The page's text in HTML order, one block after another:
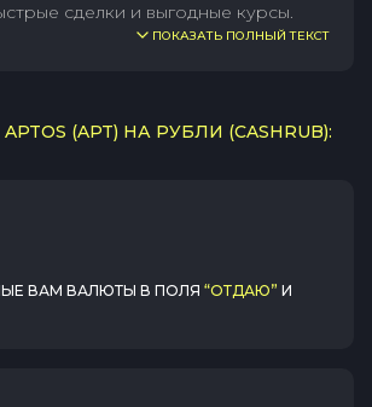
сделки и выгодные курсы.
ПОКАЗАТЬ ПОЛНЫЙ ТЕКСТ
(APT) НА РУБЛИ (CASHRUB):
ВАМ ВАЛЮТЫ В ПОЛЯ “ОТДАЮ” И